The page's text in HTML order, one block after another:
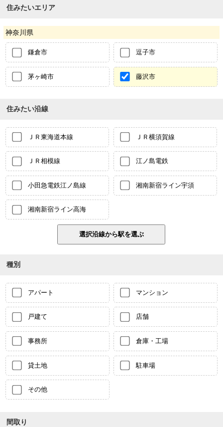
住みたいエリア
神奈川県
鎌倉市 逗子市
茅ヶ崎市 藤沢市
住みたい沿線
ＪＲ東海道本線 ＪＲ横須賀線
ＪＲ相模線 江ノ島電鉄
小田急電鉄江ノ島線 湘南新宿ライン宇須
湘南新宿ライン高海
種別
アパート マンション
戸建て 店舗
事務所 倉庫・工場
貸土地 駐車場
その他
間取り